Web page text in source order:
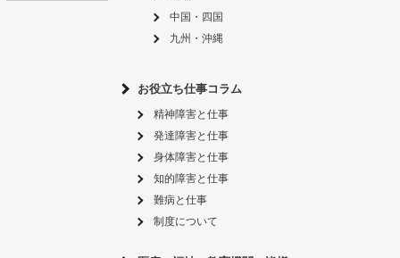
中国・四国
九州・沖縄
お役立ち仕事コラム
精神障害と仕事
発達障害と仕事
身体障害と仕事
知的障害と仕事
難病と仕事
制度について